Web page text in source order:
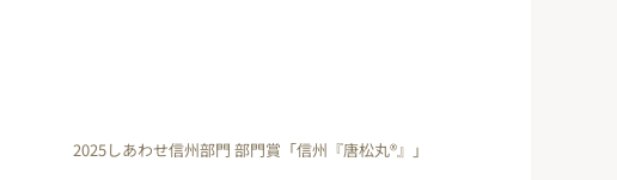
2025しあわせ信州部門 部門賞「信州『唐松丸®』」